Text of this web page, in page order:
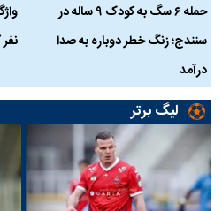
حمله ۶ سگ به کودک ۹ ساله در
سنندج؛ زنگ خطر دوباره به صدا
درآمد
لیگ برتر